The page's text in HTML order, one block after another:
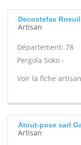
Decostefax
Artisan
Département: 78
Pergola Soko -
Voir la fiche
Atout-pose sarl
Artisan